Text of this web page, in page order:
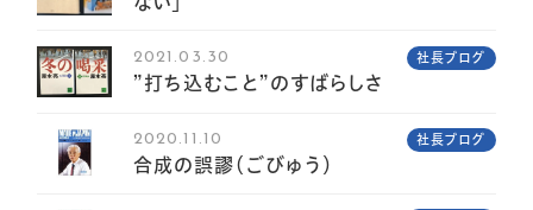
2021.03.30 社長ブログ
”打ち込むこと”のすばらしさ
2020.11.10 社長ブログ
合成の誤謬（ごびゅう）